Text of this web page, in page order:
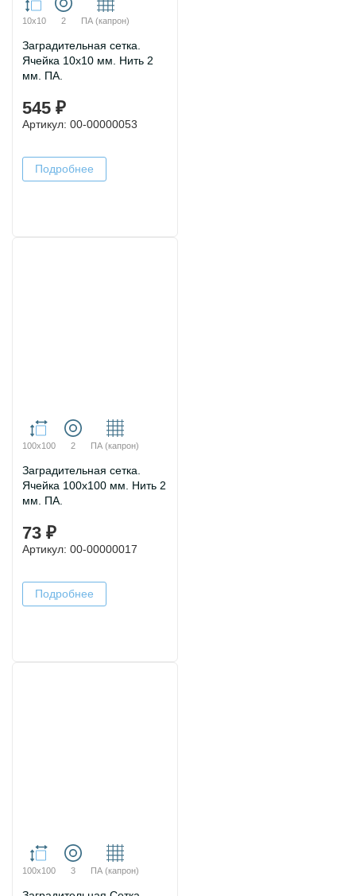
10х10 2 ПА (капрон)
Заградительная сетка.
Ячейка 10х10 мм. Нить 2
мм. ПА.
545 ₽
Артикул: 00-00000053
Подробнее
100х100 2 ПА (капрон)
Заградительная сетка.
Ячейка 100х100 мм. Нить 2
мм. ПА.
73 ₽
Артикул: 00-00000017
Подробнее
100х100 3 ПА (капрон)